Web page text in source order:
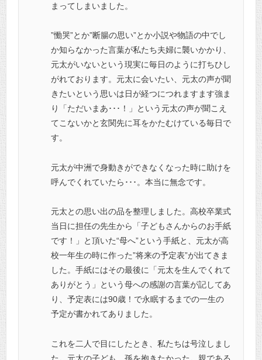
まってしまいました。
”慟哭”とか”断腸の思い”とか小説や物語の中でし
か知らなかった言葉が私たち夫婦に襲いかかり、
元太がいないという現実に毎日のように打ちひし
がれております。元太に会いたい、元太の声が聞
きたいという思いは日が経つにつれますます強ま
り「ただいまあ･･･！」という元太の声が聞こえ
てこないかと玄関先に耳をかたむけている毎日で
す。
元太が中洲で身動きができなくなった時に助けを
呼んでくれていたら･･･。本当に無念です。
元太との思い出の品を整理しました。 高校卒業式
当日に担任の先生から「子どもさんからのお手紙
です！」と頂いた“母へ”という手紙と、元太が高
校一年生の時に作った”将来の予定表”が出てきま
した。手紙にはその最後に「元太を生んでくれて
ありがとう」という母への感謝の言葉が記してあ
り、予定表には90歳！で永眠するまでの一生の
予定が書かれてありました。
これを二人で目にしたとき、私たちは号泣しまし